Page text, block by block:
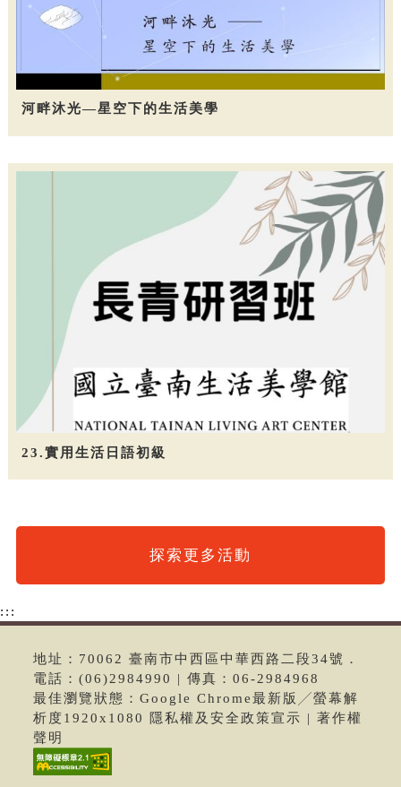
河畔沐光—星空下的生活美學
23.實用生活日語初級
探索更多活動
:::
地址：70062 臺南市中西區中華西路二段34號．
電話：(06)2984990 | 傳真：06-2984968
最佳瀏覽狀態：Google Chrome最新版╱螢幕解
析度1920x1080 隱私權及安全政策宣示 | 著作權
聲明